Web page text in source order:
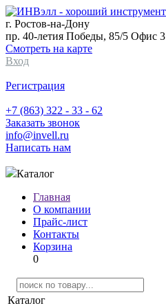
г. Ростов-на-Дону
пр. 40-летия Победы, 85/5 Офис 3
Смотреть на карте
Вход
Регистрация
+7 (863) 322 - 33 - 62
Заказать звонок
info@invell.ru
Написать нам
Каталог
Главная
О компании
Прайс-лист
Контакты
Корзина
0
Каталог